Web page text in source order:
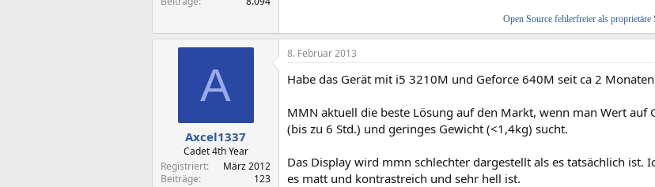
Open Source fehlerfreier als proprietäre
A
Axcel1337
Cadet 4th Year
Registriert
März 2012
Beiträge
123
8. Februar 2013
Habe das Gerät mit i5 3210M und Geforce 640M seit ca 2
MMN aktuell die beste Lösung auf den Markt, wenn man Wert auf
(bis zu 6 Std.) und geringes Gewicht (<1,4kg) sucht.
Das Display wird mmn schlechter dargestellt als es tatsächlich ist.
es matt und kontrastreich und sehr hell ist.